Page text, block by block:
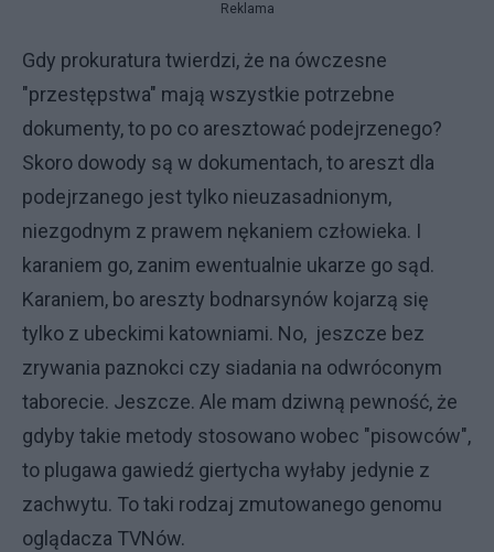
Reklama
Gdy prokuratura twierdzi, że na ówczesne
"przestępstwa" mają wszystkie potrzebne
dokumenty, to po co aresztować podejrzenego?
Skoro dowody są w dokumentach, to areszt dla
podejrzanego jest tylko nieuzasadnionym,
niezgodnym z prawem nękaniem człowieka. I
karaniem go, zanim ewentualnie ukarze go sąd.
Karaniem, bo areszty bodnarsynów kojarzą się
tylko z ubeckimi katowniami. No, jeszcze bez
zrywania paznokci czy siadania na odwróconym
taborecie. Jeszcze. Ale mam dziwną pewność, że
gdyby takie metody stosowano wobec "pisowców",
to plugawa gawiedź giertycha wyłaby jedynie z
zachwytu. To taki rodzaj zmutowanego genomu
oglądacza TVNów.